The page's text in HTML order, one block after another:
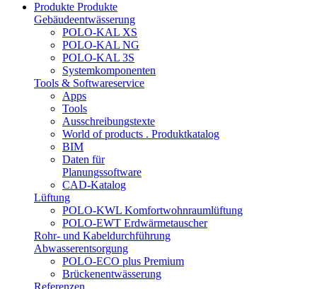
Produkte Produkte
Gebäudeentwässerung
POLO-KAL XS
POLO-KAL NG
POLO-KAL 3S
Systemkomponenten
Tools & Softwareservice
Apps
Tools
Ausschreibungstexte
World of products . Produktkatalog
BIM
Daten für
Planungssoftware
CAD-Katalog
Lüftung
POLO-KWL Komfortwohnraumlüftung
POLO-EWT Erdwärmetauscher
Rohr- und Kabeldurchführung
Abwasserentsorgung
POLO-ECO plus Premium
Brückenentwässerung